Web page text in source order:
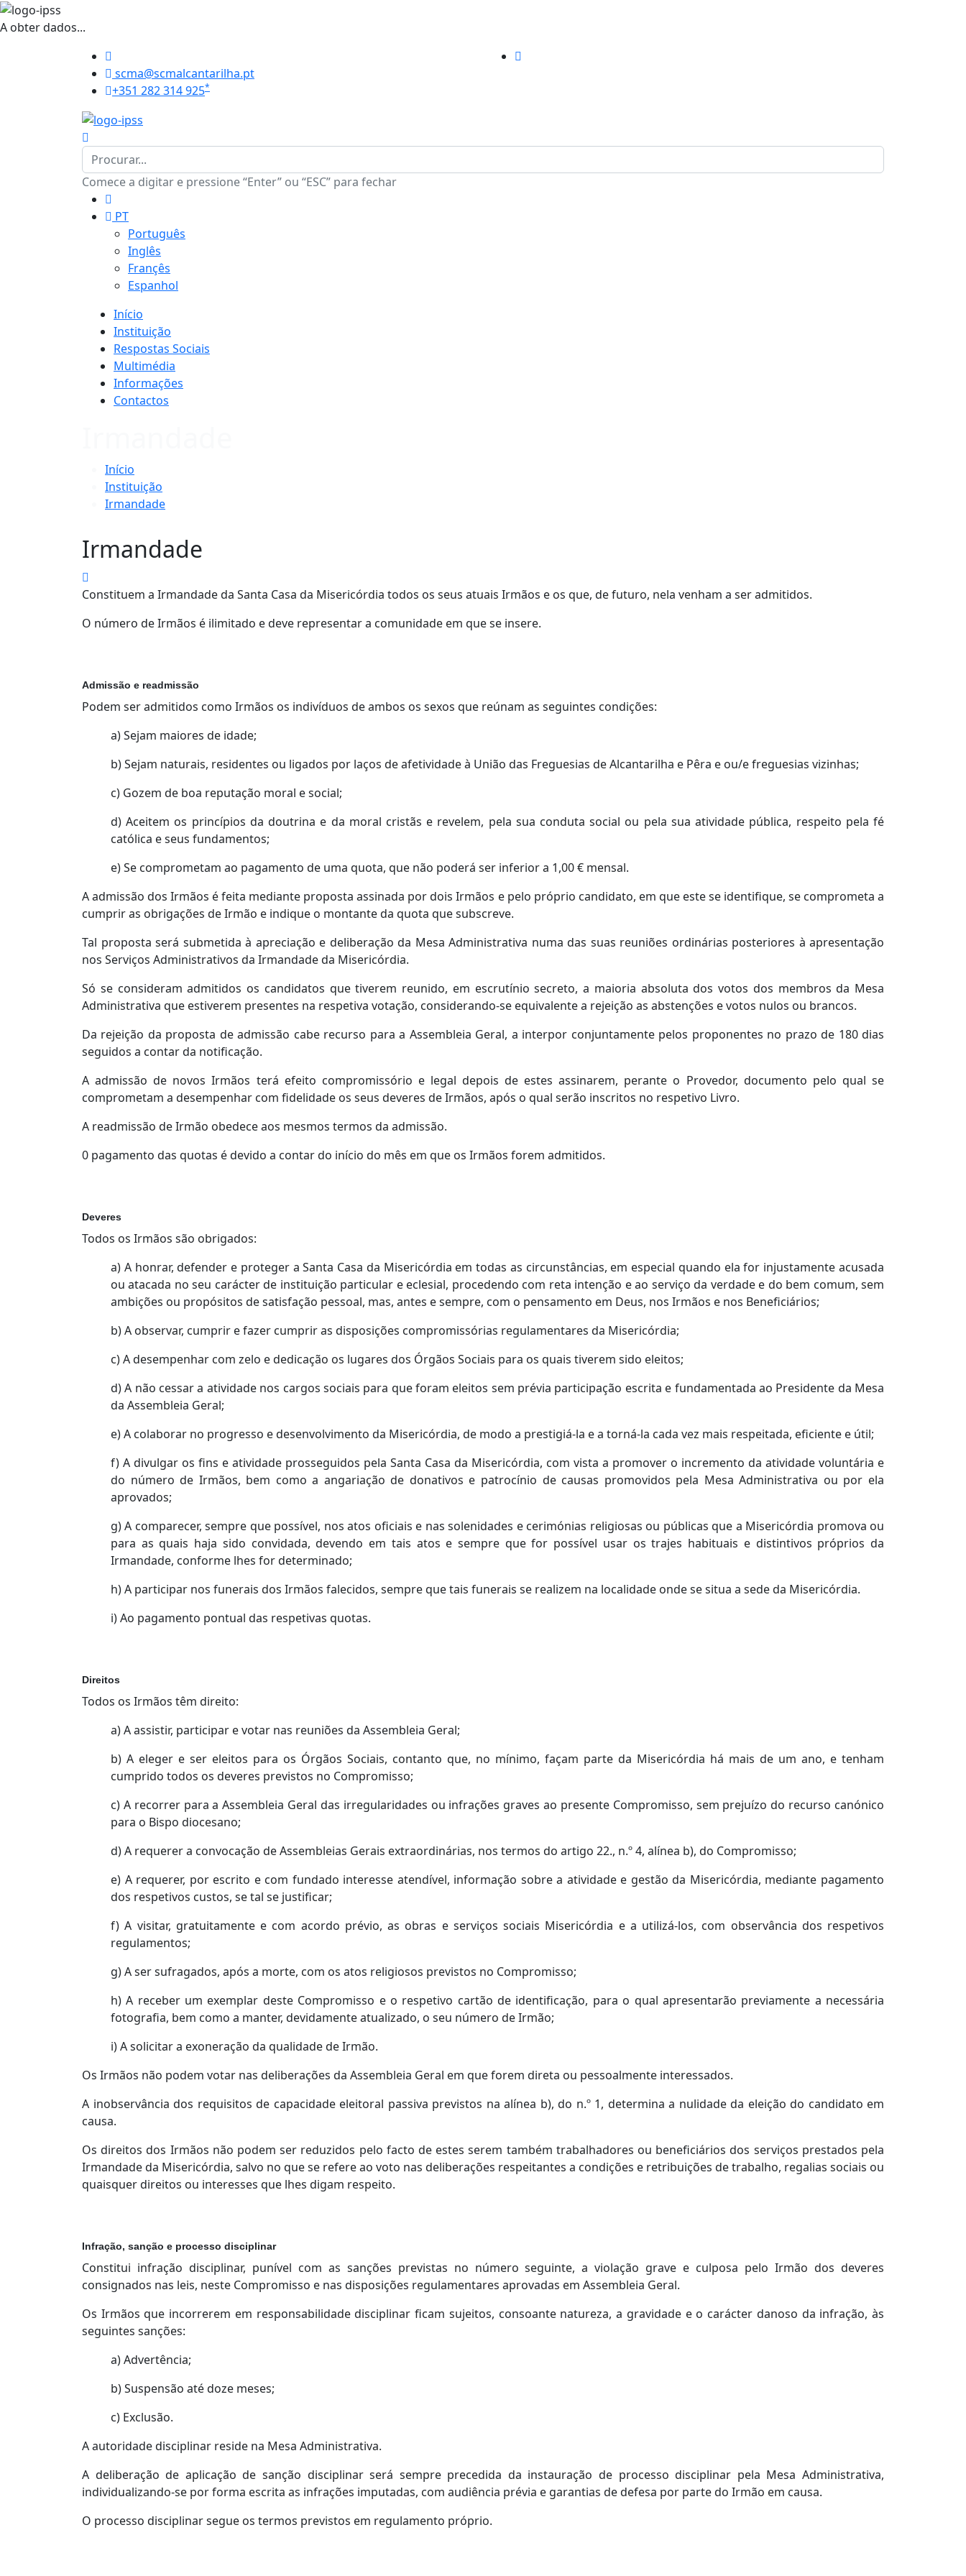
A obter dados...
scma@scmalcantarilha.pt
+351 282 314 925*
Comece a digitar e pressione “Enter” ou “ESC” para fechar
PT
Português
Inglês
Françês
Espanhol
Início
Instituição
Respostas Sociais
Multimédia
Informações
Contactos
Início
Instituição
Irmandade
Irmandade
Constituem a Irmandade da Santa Casa da Misericórdia todos os seus atuais Irmãos e os que, de futuro, nela venham a ser admitidos.
O número de Irmãos é ilimitado e deve representar a comunidade em que se insere.
Admissão e readmissão
Podem ser admitidos como Irmãos os indivíduos de ambos os sexos que reúnam as seguintes condições:
a) Sejam maiores de idade;
b) Sejam naturais, residentes ou ligados por laços de afetividade à União das Freguesias de Alcantarilha e Pêra e ou/e freguesias vizinhas;
c) Gozem de boa reputação moral e social;
d) Aceitem os princípios da doutrina e da moral cristãs e revelem, pela sua conduta social ou pela sua atividade pública, respeito pela fé
católica e seus fundamentos;
e) Se comprometam ao pagamento de uma quota, que não poderá ser inferior a 1,00 € mensal.
A admissão dos Irmãos é feita mediante proposta assinada por dois Irmãos e pelo próprio candidato, em que este se identifique, se comprometa a
cumprir as obrigações de Irmão e indique o montante da quota que subscreve.
Tal proposta será submetida à apreciação e deliberação da Mesa Administrativa numa das suas reuniões ordinárias posteriores à apresentação
nos Serviços Administrativos da Irmandade da Misericórdia.
Só se consideram admitidos os candidatos que tiverem reunido, em escrutínio secreto, a maioria absoluta dos votos dos membros da Mesa
Administrativa que estiverem presentes na respetiva votação, considerando-se equivalente a rejeição as abstenções e votos nulos ou brancos.
Da rejeição da proposta de admissão cabe recurso para a Assembleia Geral, a interpor conjuntamente pelos proponentes no prazo de 180 dias
seguidos a contar da notificação.
A admissão de novos Irmãos terá efeito compromissório e legal depois de estes assinarem, perante o Provedor, documento pelo qual se
comprometam a desempenhar com fidelidade os seus deveres de Irmãos, após o qual serão inscritos no respetivo Livro.
A readmissão de Irmão obedece aos mesmos termos da admissão.
0 pagamento das quotas é devido a contar do início do mês em que os Irmãos forem admitidos.
Deveres
Todos os Irmãos são obrigados:
a) A honrar, defender e proteger a Santa Casa da Misericórdia em todas as circunstâncias, em especial quando ela for injustamente acusada
ou atacada no seu carácter de instituição particular e eclesial, procedendo com reta intenção e ao serviço da verdade e do bem comum, sem
ambições ou propósitos de satisfação pessoal, mas, antes e sempre, com o pensamento em Deus, nos Irmãos e nos Beneficiários;
b) A observar, cumprir e fazer cumprir as disposições compromissórias regulamentares da Misericórdia;
c) A desempenhar com zelo e dedicação os lugares dos Órgãos Sociais para os quais tiverem sido eleitos;
d) A não cessar a atividade nos cargos sociais para que foram eleitos sem prévia participação escrita e fundamentada ao Presidente da Mesa
da Assembleia Geral;
e) A colaborar no progresso e desenvolvimento da Misericórdia, de modo a prestigiá-la e a torná-la cada vez mais respeitada, eficiente e útil;
f) A divulgar os fins e atividade prosseguidos pela Santa Casa da Misericórdia, com vista a promover o incremento da atividade voluntária e
do número de Irmãos, bem como a angariação de donativos e patrocínio de causas promovidos pela Mesa Administrativa ou por ela
aprovados;
g) A comparecer, sempre que possível, nos atos oficiais e nas solenidades e cerimónias religiosas ou públicas que a Misericórdia promova ou
para as quais haja sido convidada, devendo em tais atos e sempre que for possível usar os trajes habituais e distintivos próprios da
Irmandade, conforme lhes for determinado;
h) A participar nos funerais dos Irmãos falecidos, sempre que tais funerais se realizem na localidade onde se situa a sede da Misericórdia.
i) Ao pagamento pontual das respetivas quotas.
Direitos
Todos os Irmãos têm direito:
a) A assistir, participar e votar nas reuniões da Assembleia Geral;
b) A eleger e ser eleitos para os Órgãos Sociais, contanto que, no mínimo, façam parte da Misericórdia há mais de um ano, e tenham
cumprido todos os deveres previstos no Compromisso;
c) A recorrer para a Assembleia Geral das irregularidades ou infrações graves ao presente Compromisso, sem prejuízo do recurso canónico
para o Bispo diocesano;
d) A requerer a convocação de Assembleias Gerais extraordinárias, nos termos do artigo 22., n.º 4, alínea b), do Compromisso;
e) A requerer, por escrito e com fundado interesse atendível, informação sobre a atividade e gestão da Misericórdia, mediante pagamento
dos respetivos custos, se tal se justificar;
f) A visitar, gratuitamente e com acordo prévio, as obras e serviços sociais Misericórdia e a utilizá-los, com observância dos respetivos
regulamentos;
g) A ser sufragados, após a morte, com os atos religiosos previstos no Compromisso;
h) A receber um exemplar deste Compromisso e o respetivo cartão de identificação, para o qual apresentarão previamente a necessária
fotografia, bem como a manter, devidamente atualizado, o seu número de Irmão;
i) A solicitar a exoneração da qualidade de Irmão.
Os Irmãos não podem votar nas deliberações da Assembleia Geral em que forem direta ou pessoalmente interessados.
A inobservância dos requisitos de capacidade eleitoral passiva previstos na alínea b), do n.º 1, determina a nulidade da eleição do candidato em
causa.
Os direitos dos Irmãos não podem ser reduzidos pelo facto de estes serem também trabalhadores ou beneficiários dos serviços prestados pela
Irmandade da Misericórdia, salvo no que se refere ao voto nas deliberações respeitantes a condições e retribuições de trabalho, regalias sociais ou
quaisquer direitos ou interesses que lhes digam respeito.
Infração, sanção e processo disciplinar
Constitui infração disciplinar, punível com as sanções previstas no número seguinte, a violação grave e culposa pelo Irmão dos deveres
consignados nas leis, neste Compromisso e nas disposições regulamentares aprovadas em Assembleia Geral.
Os Irmãos que incorrerem em responsabilidade disciplinar ficam sujeitos, consoante natureza, a gravidade e o carácter danoso da infração, às
seguintes sanções:
a) Advertência;
b) Suspensão até doze meses;
c) Exclusão.
A autoridade disciplinar reside na Mesa Administrativa.
A deliberação de aplicação de sanção disciplinar será sempre precedida da instauração de processo disciplinar pela Mesa Administrativa,
individualizando-se por forma escrita as infrações imputadas, com audiência prévia e garantias de defesa por parte do Irmão em causa.
O processo disciplinar segue os termos previstos em regulamento próprio.